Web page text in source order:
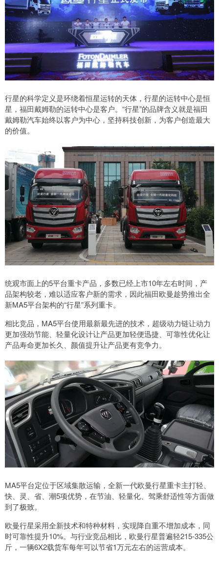
行星的科学定义是环绕着恒星运转的天体，行星的运转中心是恒
星，福田戴姆勒的运转中心是客户。“行星”的品牌含义就是福田
戴姆勒汽车始终以客户为中心，坚持科技创新，为客户创造最大
的价值。
统观市面上的5平台重卡产品，多数已经上市10年左右时间，产
品架构较老，难以适应客户新的需求，因此福田欧曼趁势推出全
新MA5平台架构的“行星”系列重卡。
相比竞品，MA5平台使用最新最先进的技术，超级动力链让动力
更加强劲节能、轻量化设计让产品更加轻便迅捷、可靠性优化让
产品寿命更加长久、颜值提升让产品更有竞争力。
MA5平台定位于区域集散运输，全新一代欧曼行星重卡主打轻、
快、灵、省、潮5项优势，在节油、轻量化、驾乘舒适性等方面做
到了极致。
欧曼行星采用全新技术和特种材料，实现降自重不增加成本，同
时可靠性提升10%。与行业竞品相比，欧曼行星普遍轻215-335公
斤，一辆6X2载货车每年可以节省1万元左右的运营成本。